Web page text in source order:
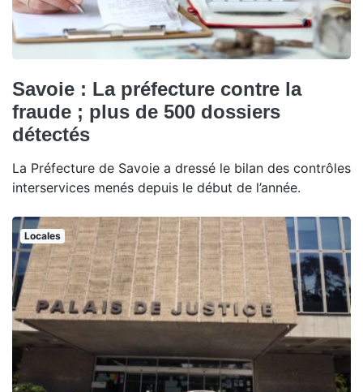
Savoie : La préfecture contre la
fraude ; plus de 500 dossiers
détectés
La Préfecture de Savoie a dressé le bilan des contrôles
interservices menés depuis le début de l’année.
Locales